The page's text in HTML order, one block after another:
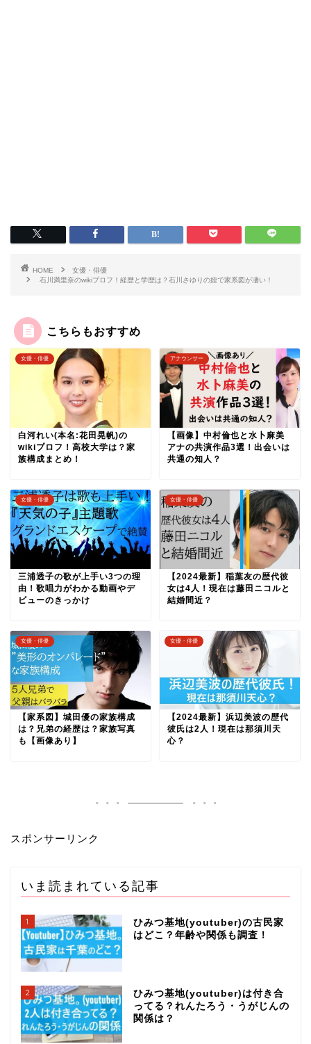
HOME
女優・俳優
石川満里奈のwikiプロフ！経歴と学歴は？石川さゆりの姪で家系図が凄い！
こちらもおすすめ
女優・俳優
白河れい(本名:花田晃帆)の
wikiプロフ！高校大学は？家
族構成まとめ！
アナウンサー
【画像】中村倫也と水卜麻美
アナの共演作品3選！出会いは
共通の知人？
女優・俳優
三浦透子の歌が上手い3つの理
由！歌唱力がわかる動画やデ
ビューのきっかけ
女優・俳優
【2024最新】稲葉友の歴代彼
女は4人！現在は藤田ニコルと
結婚間近？
女優・俳優
【家系図】城田優の家族構成
は？兄弟の経歴は？家族写真
も【画像あり】
女優・俳優
【2024最新】浜辺美波の歴代
彼氏は2人！現在は那須川天
心？
スポンサーリンク
いま読まれている記事
1
ひみつ基地(youtuber)の古民家
はどこ？年齢や関係も調査！
2
ひみつ基地(youtuber)は付き合
ってる？れんたろう・うがじんの
関係は？